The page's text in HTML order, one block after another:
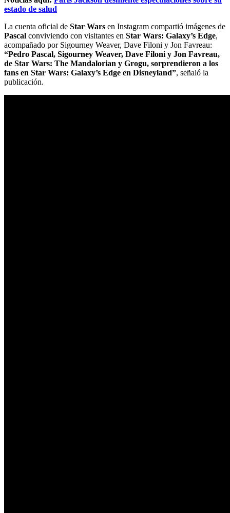
estado de salud
La cuenta oficial de Star Wars en Instagram compartió imágenes de
Pascal conviviendo con visitantes en Star Wars: Galaxy’s Edge,
acompañado por Sigourney Weaver, Dave Filoni y Jon Favreau:
“Pedro Pascal, Sigourney Weaver, Dave Filoni y Jon Favreau,
de Star Wars: The Mandalorian y Grogu, sorprendieron a los
fans en Star Wars: Galaxy’s Edge en Disneyland”, señaló la
publicación.